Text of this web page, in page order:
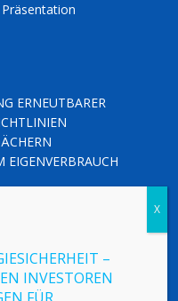
Präsentation
ERNEUTBARER
(03.10.2025)
(26.09.2025)
–
INVESTOREN